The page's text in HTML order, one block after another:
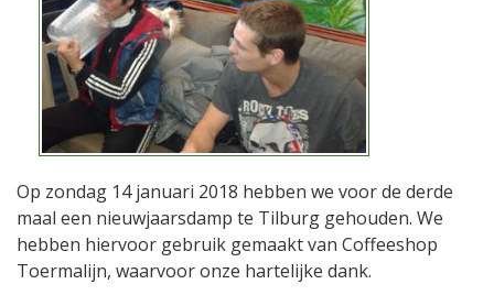
Op zondag 14 januari 2018 hebben we voor de derde
maal een nieuwjaarsdamp te Tilburg gehouden. We
hebben hiervoor gebruik gemaakt van Coffeeshop
Toermalijn, waarvoor onze hartelijke dank.